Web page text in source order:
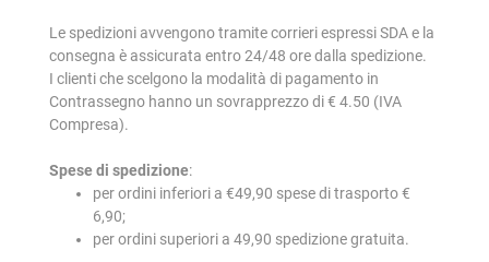
Le spedizioni avvengono tramite corrieri espressi SDA e la
consegna è assicurata entro 24/48 ore dalla spedizione.
I clienti che scelgono la modalità di pagamento in
Contrassegno hanno un sovrapprezzo di € 4.50 (IVA
Compresa).
Spese di spedizione:
per ordini inferiori a €49,90 spese di trasporto €
6,90;
per ordini superiori a 49,90 spedizione gratuita.